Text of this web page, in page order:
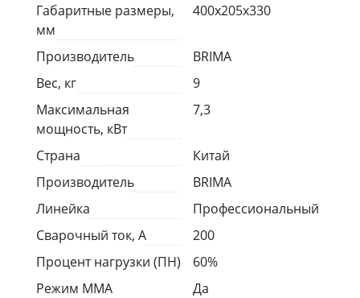
Габаритные размеры,
мм
400х205х330
Производитель
BRIMA
Вес, кг
9
Максимальная
мощность, кВт
7,3
Страна
Китай
Производитель
BRIMA
Линейка
Профессиональный
Сварочный ток, А
200
Процент нагрузки (ПН)
60%
Режим MMA
Да